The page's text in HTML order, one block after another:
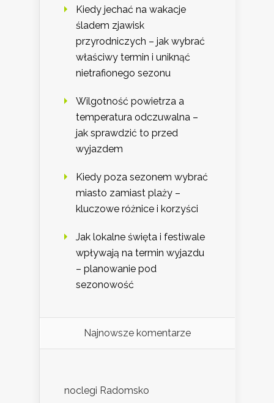
Kiedy jechać na wakacje
śladem zjawisk
przyrodniczych – jak wybrać
właściwy termin i uniknąć
nietrafionego sezonu
Wilgotność powietrza a
temperatura odczuwalna –
jak sprawdzić to przed
wyjazdem
Kiedy poza sezonem wybrać
miasto zamiast plaży –
kluczowe różnice i korzyści
Jak lokalne święta i festiwale
wpływają na termin wyjazdu
– planowanie pod
sezonowość
Najnowsze komentarze
noclegi Radomsko